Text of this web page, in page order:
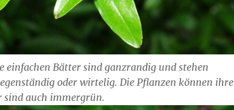
einfachen Bätter sind ganzrandig und stehen
oder wirtelig. Die Pflanzen können ihre
sind auch immergrün.